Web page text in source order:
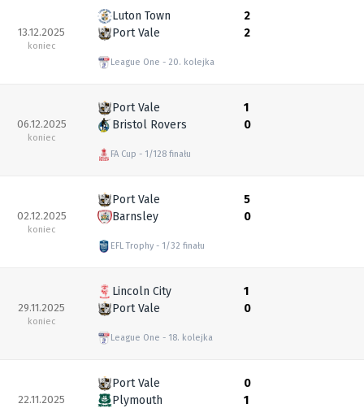
13.12.2025
koniec
Luton Town
Port Vale
League One 20. kolejka
2
2
06.12.2025
koniec
Port Vale
Bristol Rovers
FA Cup 1/128 finału
1
0
02.12.2025
koniec
Port Vale
Barnsley
EFL Trophy 1/32 finału
5
0
29.11.2025
koniec
Lincoln City
Port Vale
League One 18. kolejka
1
0
22.11.2025
Port Vale
Plymouth
0
1